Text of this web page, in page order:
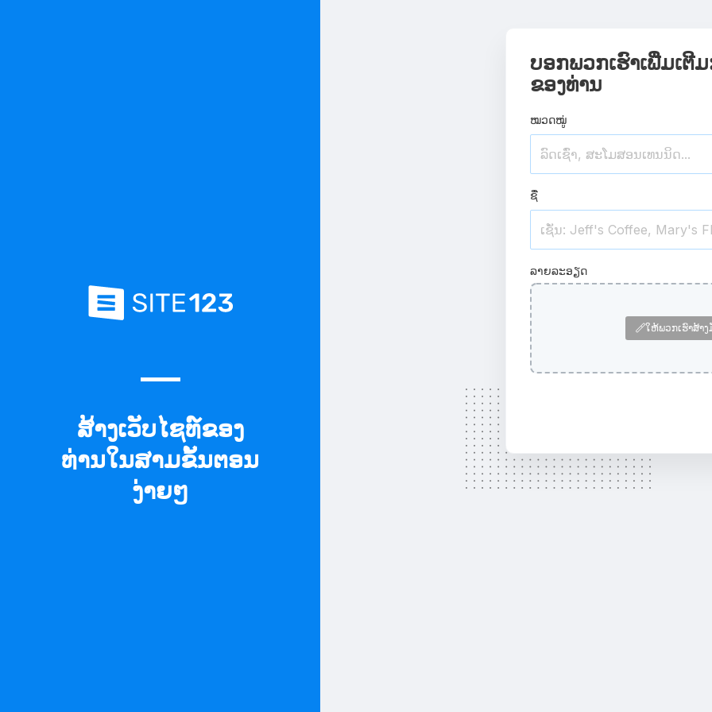
ສ້າງເວັບໄຊທ໌ຂອງ
ທ່ານໃນສາມຂັ້ນຕອນ
ງ່າຍໆ
ບອກພວກເຮົາເພີ່ມເຕີ
ຂອງທ່ານ
ໝວດໝູ່
ຊື່
ລາຍລະອຽດ
ໃຫ້ພວກເຮົາສ້າ